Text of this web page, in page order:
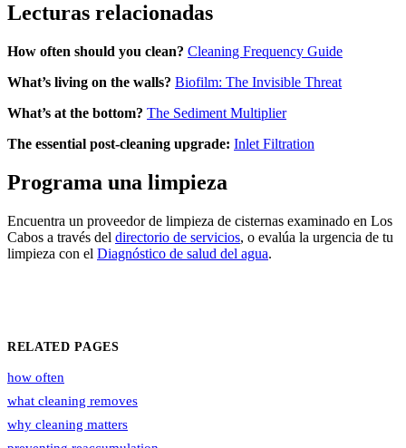
Lecturas relacionadas
How often should you clean? Cleaning Frequency Guide
What’s living on the walls? Biofilm: The Invisible Threat
What’s at the bottom? The Sediment Multiplier
The essential post-cleaning upgrade: Inlet Filtration
Programa una limpieza
Encuentra un proveedor de limpieza de cisternas examinado en Los
Cabos a través del directorio de servicios, o evalúa la urgencia de tu
limpieza con el Diagnóstico de salud del agua.
RELATED PAGES
how often
what cleaning removes
why cleaning matters